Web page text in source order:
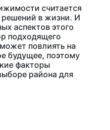
считается
в жизни. И
аспектов этого
подходящего
повлиять на
будущее, поэтому
факторы
района для